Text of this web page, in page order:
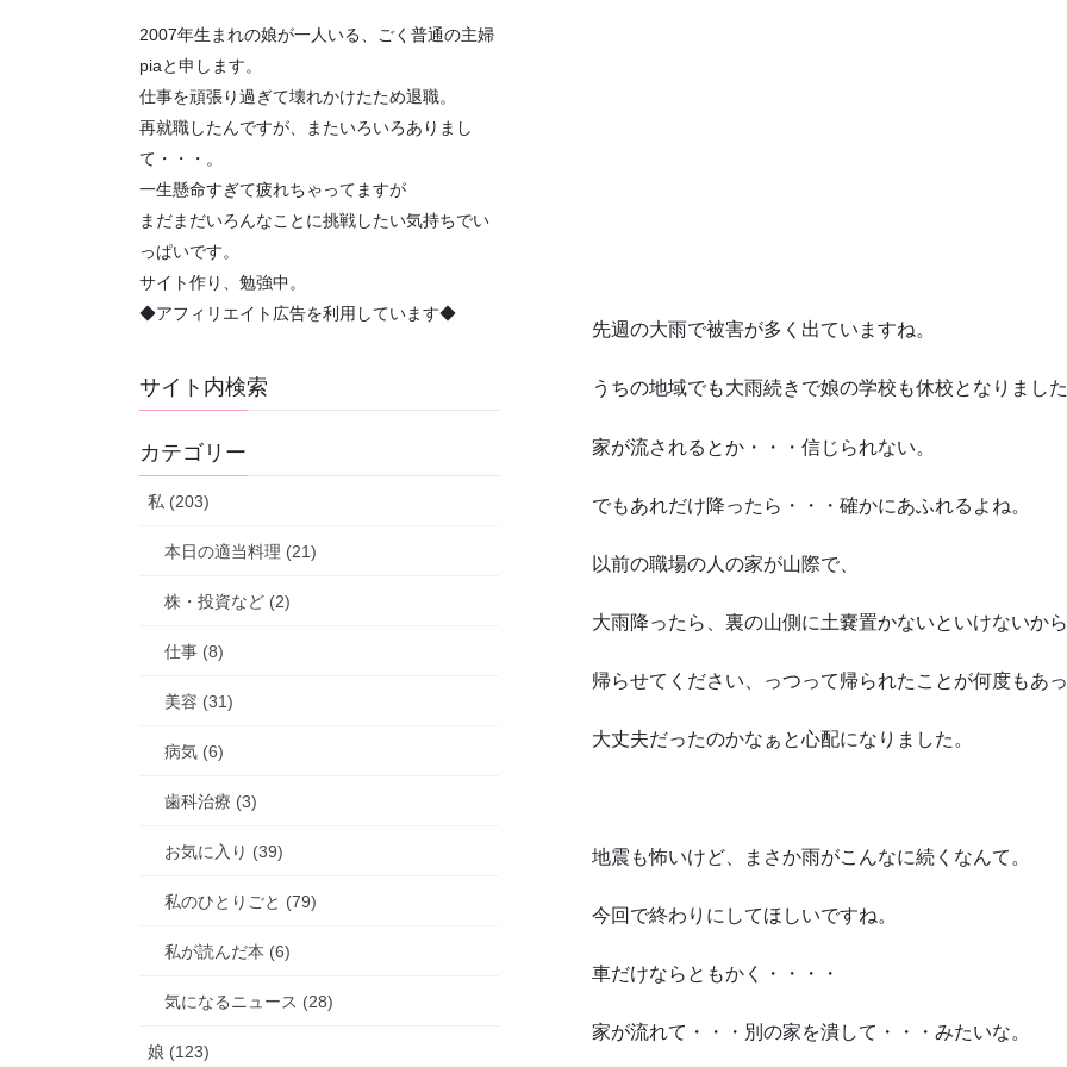
先週の大雨で被害が多く出ていますね。
うちの地域でも大雨続きで娘の学校も休校となりました
家が流されるとか・・・信じられない。
でもあれだけ降ったら・・・確かにあふれるよね。
以前の職場の人の家が山際で、
大雨降ったら、裏の山側に土嚢置かないといけないから
帰らせてください、っつって帰られたことが何度もあ
大丈夫だったのかなぁと心配になりました。
地震も怖いけど、まさか雨がこんなに続くなんて。
今回で終わりにしてほしいですね。
車だけならともかく・・・・
家が流れて・・・別の家を潰して・・・みたいな。
2007年生まれの娘が一人いる、ごく普通の主婦
piaと申します。
仕事を頑張り過ぎて壊れかけたため退職。
再就職したんですが、またいろいろありまし
て・・・。
一生懸命すぎて疲れちゃってますが
まだまだいろんなことに挑戦したい気持ちでい
っぱいです。
サイト作り、勉強中。
◆アフィリエイト広告を利用しています◆
サイト内検索
カテゴリー
私 (203)
本日の適当料理 (21)
株・投資など (2)
仕事 (8)
美容 (31)
病気 (6)
歯科治療 (3)
お気に入り (39)
私のひとりごと (79)
私が読んだ本 (6)
気になるニュース (28)
娘 (123)